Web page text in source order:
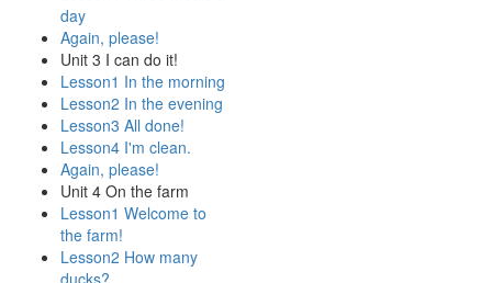
day
Again, please!
Unit 3 I can do it!
Lesson1 In the morning
Lesson2 In the evening
Lesson3 All done!
Lesson4 I'm clean.
Again, please!
Unit 4 On the farm
Lesson1 Welcome to
the farm!
Lesson2 How many